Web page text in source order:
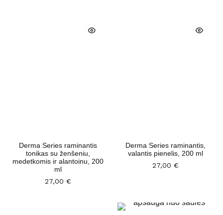
Derma Series raminantis
tonikas su ženšeniu,
medetkomis ir alantoinu, 200
ml
27,00 €
Derma Series raminantis,
valantis pienelis, 200 ml
27,00 €